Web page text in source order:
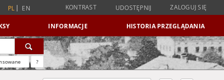
PL EN KONTRAST UDOSTĘPNIJ ZALOGUJ SIĘ
INFORMACJE HISTORIA PRZEGLĄDANIA
?